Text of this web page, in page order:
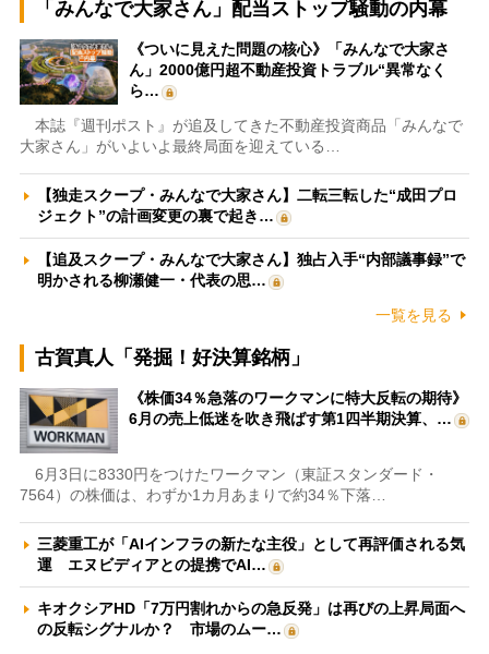
「みんなで大家さん」配当ストップ騒動の内幕
《ついに見えた問題の核心》「みんなで大家さ
ん」2000億円超不動産投資トラブル“異常なく
ら…
本誌『週刊ポスト』が追及してきた不動産投資商品「みんなで
大家さん」がいよいよ最終局面を迎えている…
【独走スクープ・みんなで大家さん】二転三転した“成田プロ
ジェクト”の計画変更の裏で起き…
【追及スクープ・みんなで大家さん】独占入手“内部議事録”で
明かされる柳瀬健一・代表の思…
一覧を見る
古賀真人「発掘！好決算銘柄」
《株価34％急落のワークマンに特大反転の期待》
6月の売上低迷を吹き飛ばす第1四半期決算、…
6月3日に8330円をつけたワークマン（東証スタンダード・
7564）の株価は、わずか1カ月あまりで約34％下落…
三菱重工が「AIインフラの新たな主役」として再評価される気
運 エヌビディアとの提携でAI…
キオクシアHD「7万円割れからの急反発」は再びの上昇局面へ
の反転シグナルか？ 市場のムー…